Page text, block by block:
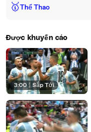
🥇Thể Thao
Được khuyến cáo
3:00 | Sắp Tới